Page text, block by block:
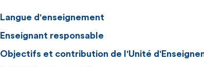
Langue d'enseignement
Enseignant responsable
Objectifs et contribution de l'Unité